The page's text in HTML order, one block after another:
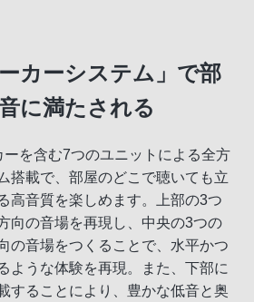
カーシステム」で部
に満たされる
を含む7つのユニットによる全方
搭載で、部屋のどこで聴いても立
高音質を楽しめます。上部の3つ
向の音場を再現し、中央の3つの
の音場をつくることで、水平かつ
ような体験を再現。また、下部に
することにより、豊かな低音と奥